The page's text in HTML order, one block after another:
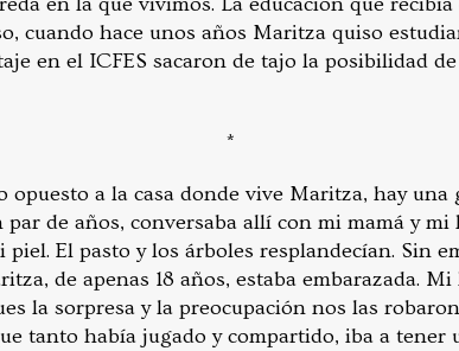
cuando hace unos años Maritza quiso
en el ICFES sacaron de tajo la posibilidad
*
opuesto a la casa donde vive Maritza, hay una
de años, conversaba allí con mi mamá y mi
piel. El pasto y los árboles resplandecían. Sin
de apenas 18 años, estaba embarazada.
la sorpresa y la preocupación nos las
tanto había jugado y compartido, iba a tener